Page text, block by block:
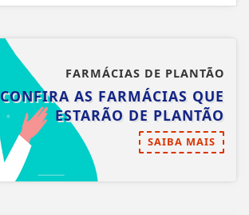
FARMÁCIAS DE PLANTÃO
CONFIRA AS FARMÁCIAS QUE
ESTARÃO DE PLANTÃO
SAIBA MAIS